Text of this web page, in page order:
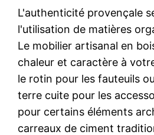
L'authenticité provençale
l'utilisation de matières
Le mobilier artisanal en
chaleur et caractère à
le rotin pour les fauteuils
terre cuite pour les
pour certains éléments
carreaux de ciment